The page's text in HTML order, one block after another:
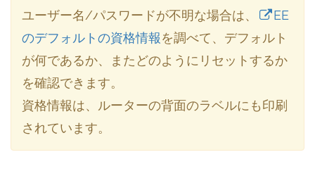
ユーザー名/パスワードが不明な場合は、
EE
のデフォルトの資格情報を調べて、デフォルト
が何であるか、またどのようにリセットするか
を確認できます。
資格情報は、ルーターの背面のラベルにも印刷
されています。